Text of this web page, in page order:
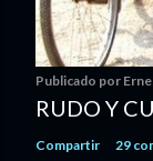
Publicado por
RUDO Y
Compartir 29